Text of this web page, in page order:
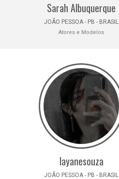
Sarah Albuquerque
JOÃO PESSOA - PB - BRASIL
Atores e Modelos
layanesouza
JOÃO PESSOA - PB - BRASIL